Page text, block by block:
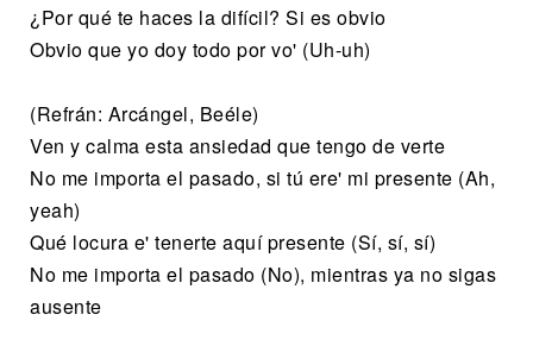
¿Por qué te haces la difícil? Si es obvio
Obvio que yo doy todo por vo' (Uh-uh)
(Refrán: Arcángel, Beéle)
Ven y calma esta ansiedad que tengo de verte
No me importa el pasado, si tú ere' mi presente (Ah,
yeah)
Qué locura e' tenerte aquí presente (Sí, sí, sí)
No me importa el pasado (No), mientras ya no sigas
ausente